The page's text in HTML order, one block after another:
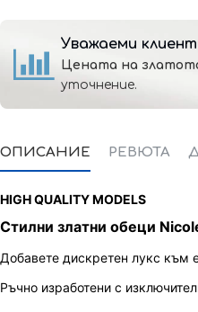
Уважаеми
Цената на
уточнение.
ОПИСАНИЕ РЕВЮТА
HIGH QUALITY MODELS
Стилни златни обеци
Добавете дискретен лукс към
Ръчно изработени с